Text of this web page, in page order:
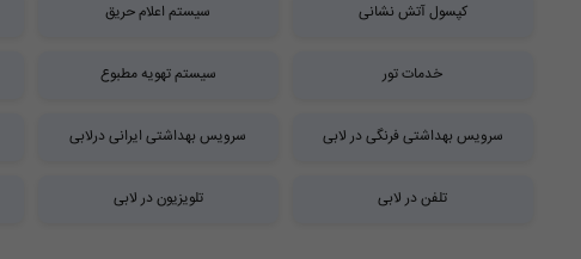
کپسول آتش نشانی سیستم اعلام حریق
خدمات تور سیستم تهویه مطبوع
سرویس بهداشتی فرنگی در لابی سرویس بهداشتی ایرانی درلابی
تلفن در لابی تلویزیون در لابی